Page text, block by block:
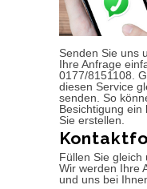
Senden Sie uns
Ihre Anfrage
0177/8151108.
diesen Service
senden. So
Besichtigung
Sie erstellen.
Füllen Sie gleich
Wir werden Ihre
und uns bei